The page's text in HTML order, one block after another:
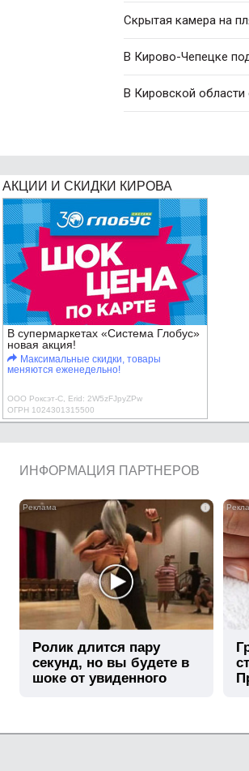
Скрытая камера на
В Кирово-Чепецке
В Кировской
АКЦИИ И СКИДКИ КИРОВА
В супермаркетах «Система Глобус»
новая акция!
Максимальные скидки, товары
меняются еженедельно!
ООО Роксэт-С, Erid: 2W5zFJpyZPw
ОГРН 1024301315500
ИНФОРМАЦИЯ ПАРТНЕРОВ
i
Ролик длится пару
секунд, но вы будете в
шоке от увиденного